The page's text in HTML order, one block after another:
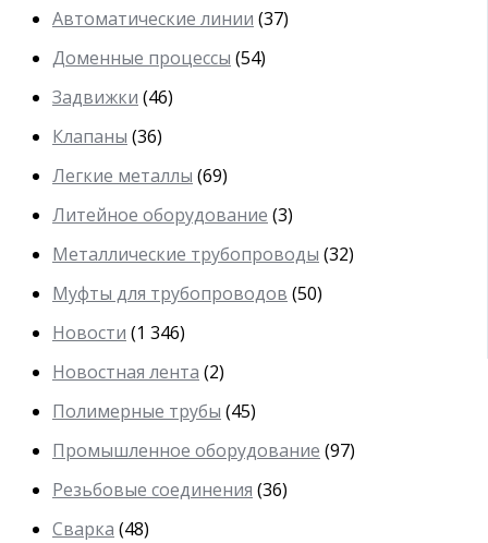
Автоматические линии (37)
Доменные процессы (54)
Задвижки (46)
Клапаны (36)
Легкие металлы (69)
Литейное оборудование (3)
Металлические трубопроводы (32)
Муфты для трубопроводов (50)
Новости (1 346)
Новостная лента (2)
Полимерные трубы (45)
Промышленное оборудование (97)
Резьбовые соединения (36)
Сварка (48)